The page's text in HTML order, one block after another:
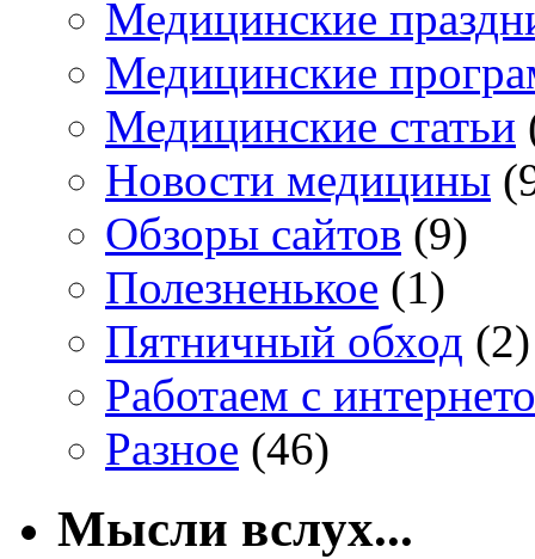
Медицинские
Медицинские
Медицинские статьи
Новости медицины
Обзоры сайтов (9)
Полезненькое (1)
Пятничный обход (2)
Работаем с
Разное (46)
Мысли вслух...